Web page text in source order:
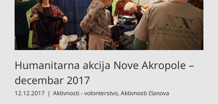
Humanitarna akcija Nove Akropole –
decembar 2017
12.12.2017 | Aktivnosti - volonterstvo, Aktivnosti članova